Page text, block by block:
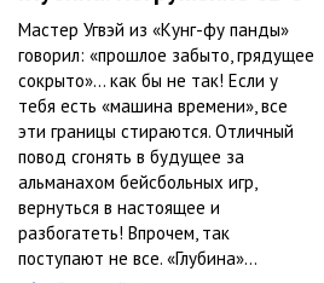
Мастер Угвэй из «Кунг-фу панды»
говорил: «прошлое забыто, грядущее
сокрыто»… как бы не так! Если у
тебя есть «машина времени», все
эти границы стираются. Отличный
повод сгонять в будущее за
альманахом бейсбольных игр,
вернуться в настоящее и
разбогатеть! Впрочем, так
поступают не все. «Глубина»...